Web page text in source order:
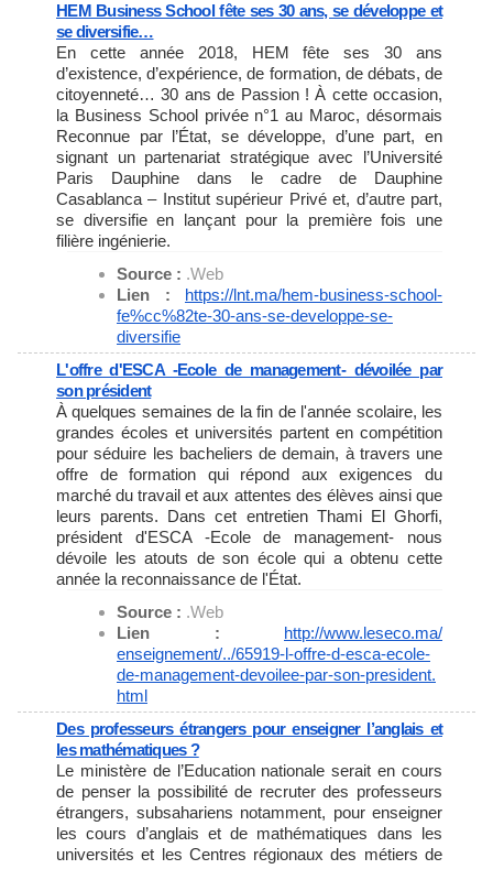
HEM Business School fête ses 30 ans, se développe et
se diversifie…
En cette année 2018, HEM fête ses 30 ans
d’existence, d’expérience, de formation, de débats, de
citoyenneté… 30 ans de Passion ! À cette occasion,
la Business School privée n°1 au Maroc, désormais
Reconnue par l’État, se développe, d’une part, en
signant un partenariat stratégique avec l’Université
Paris Dauphine dans le cadre de Dauphine
Casablanca – Institut supérieur Privé et, d’autre part,
se diversifie en lançant pour la première fois une
filière ingénierie.
Source : .Web
Lien : https://lnt.ma/hem-business-school-
fe%cc%82te-30-ans-se-developpe-se-
diversifie
L'offre d'ESCA -Ecole de management- dévoilée par
son président
À quelques semaines de la fin de l'année scolaire, les
grandes écoles et universités partent en compétition
pour séduire les bacheliers de demain, à travers une
offre de formation qui répond aux exigences du
marché du travail et aux attentes des élèves ainsi que
leurs parents. Dans cet entretien Thami El Ghorfi,
président d'ESCA -Ecole de management- nous
dévoile les atouts de son école qui a obtenu cette
année la reconnaissance de l'État.
Source : .Web
Lien : http://www.leseco.ma/
enseignement/../65919-l-offre-d-esca-ecole-
de-management-devoilee-par-son-president.
html
Des professeurs étrangers pour enseigner l’anglais et
les mathématiques ?
Le ministère de l’Education nationale serait en cours
de penser la possibilité de recruter des professeurs
étrangers, subsahariens notamment, pour enseigner
les cours d’anglais et de mathématiques dans les
universités et les Centres régionaux des métiers de